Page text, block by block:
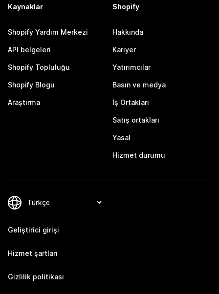
Kaynaklar
Shopify Yardım Merkezi
API belgeleri
Shopify Topluluğu
Shopify Blogu
Araştırma
Shopify
Hakkında
Kariyer
Yatırımcılar
Basın ve medya
İş Ortakları
Satış ortakları
Yasal
Hizmet durumu
Geliştirici girişi
Hizmet şartları
Gizlilik politikası